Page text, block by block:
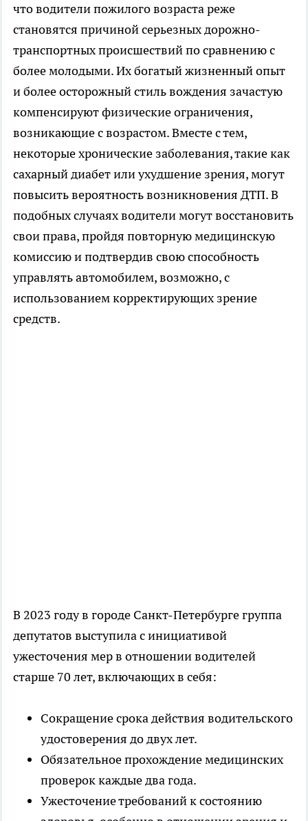
что водители пожилого возраста реже
становятся причиной серьезных дорожно-
транспортных происшествий по сравнению с
более молодыми. Их богатый жизненный опыт
и более осторожный стиль вождения зачастую
компенсируют физические ограничения,
возникающие с возрастом. Вместе с тем,
некоторые хронические заболевания, такие как
сахарный диабет или ухудшение зрения, могут
повысить вероятность возникновения ДТП. В
подобных случаях водители могут восстановить
свои права, пройдя повторную медицинскую
комиссию и подтвердив свою способность
управлять автомобилем, возможно, с
использованием корректирующих зрение
средств.
В 2023 году в городе Санкт-Петербурге группа
депутатов выступила с инициативой
ужесточения мер в отношении водителей
старше 70 лет, включающих в себя:
Сокращение срока действия водительского
удостоверения до двух лет.
Обязательное прохождение медицинских
проверок каждые два года.
Ужесточение требований к состоянию